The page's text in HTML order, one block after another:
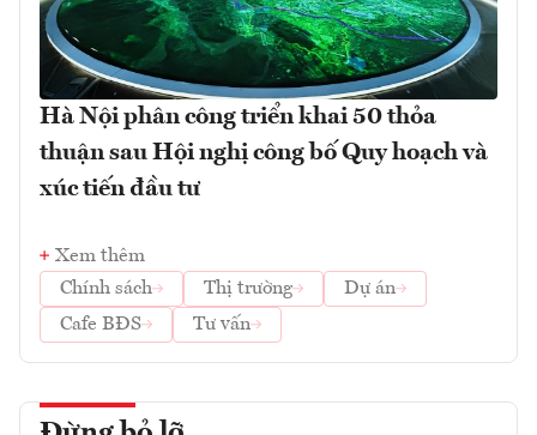
Hà Nội phân công triển khai 50 thỏa
thuận sau Hội nghị công bố Quy hoạch và
xúc tiến đầu tư
Xem thêm
Chính sách
Thị trường
Dự án
Cafe BĐS
Tư vấn